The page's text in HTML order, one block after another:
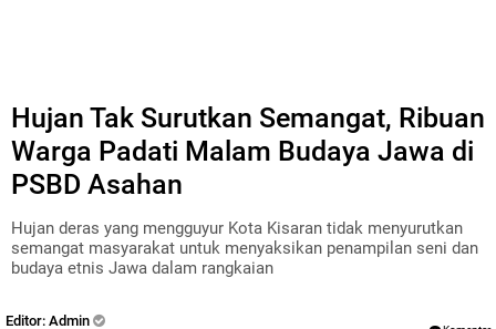
Hujan Tak Surutkan Semangat, Ribuan
Warga Padati Malam Budaya Jawa di
PSBD Asahan
Hujan deras yang mengguyur Kota Kisaran tidak menyurutkan
semangat masyarakat untuk menyaksikan penampilan seni dan
budaya etnis Jawa dalam rangkaian
Editor: Admin